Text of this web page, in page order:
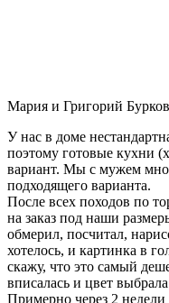
Мария и Григорий
У нас в доме
поэтому готовые кухни
вариант. Мы с мужем
подходящего варианта.
После всех походов по
на заказ под наши
обмерил, посчитал,
хотелось, и картинка в
скажу, что это самый
вписалась и цвет
Примерно через 2